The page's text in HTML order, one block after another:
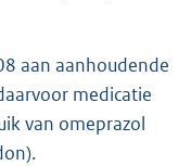
aan aanhoudende
medicatie
van omeprazol